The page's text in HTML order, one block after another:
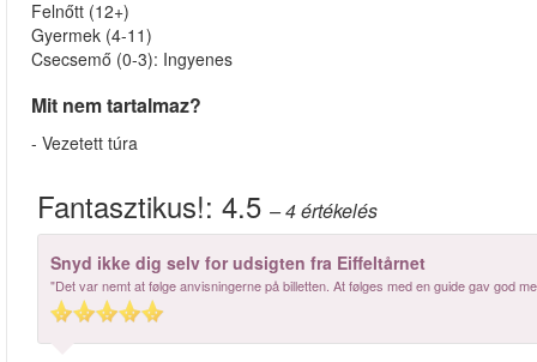
Felnőtt (12+)
Gyermek (4-11)
Csecsemő (0-3): Ingyenes
Mit nem tartalmaz?
- Vezetett túra
Fantasztikus!: 4.5 – 4értékelés
Snyd ikke dig selv for udsigten fra Eiffeltårnet
"Det var nemt at følge anvisningerne på billetten. At følges med en guide gav god